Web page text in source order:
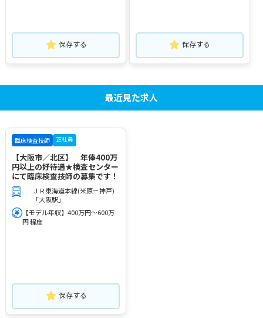
保存する 保存する
最近見た求人
臨床検査技師 正社員
【大阪市／北区】 年俸400万
円以上の好待遇★検査センター
にて臨床検査技師の募集です！
ＪＲ東海道本線(米原－神戸)
「大阪駅」
【モデル年収】400万円～600万
円 程度
保存する